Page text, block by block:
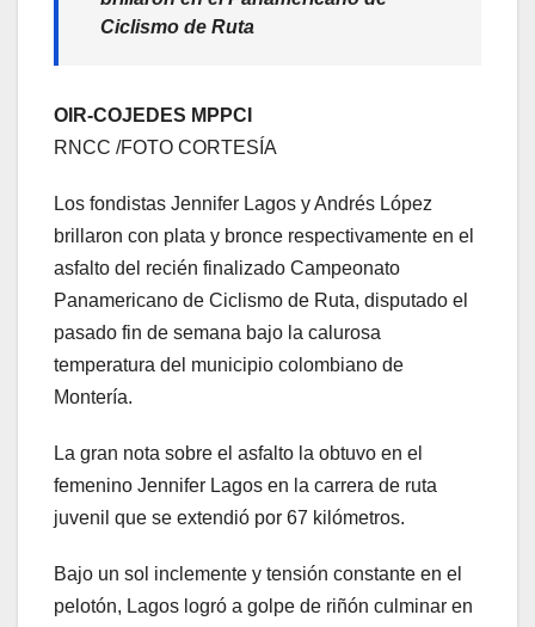
Ciclismo de Ruta
OIR-COJEDES MPPCI
RNCC /FOTO CORTESÍA
Los fondistas Jennifer Lagos y Andrés López
brillaron con plata y bronce respectivamente en el
asfalto del recién finalizado Campeonato
Panamericano de Ciclismo de Ruta, disputado el
pasado fin de semana bajo la calurosa
temperatura del municipio colombiano de
Montería.
La gran nota sobre el asfalto la obtuvo en el
femenino Jennifer Lagos en la carrera de ruta
juvenil que se extendió por 67 kilómetros.
Bajo un sol inclemente y tensión constante en el
pelotón, Lagos logró a golpe de riñón culminar en